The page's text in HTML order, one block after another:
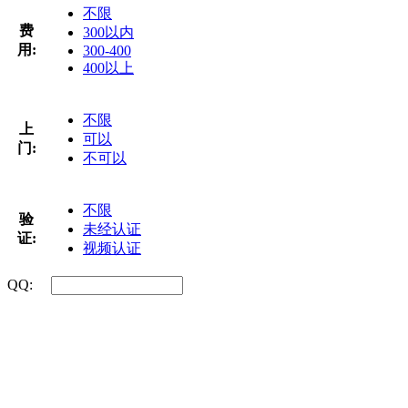
费
用:
不限
300以内
300-400
400以上
上
门:
不限
可以
不可以
验
证:
不限
未经认证
视频认证
QQ: